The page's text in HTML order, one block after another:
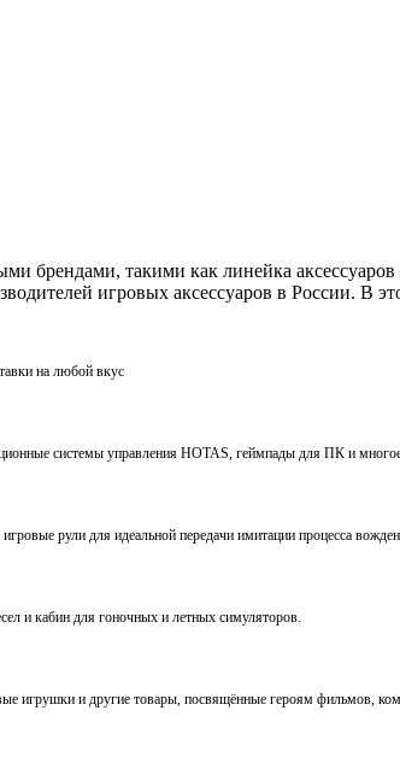
брендами, такими как линейка
игровых аксессуаров в России. В
на любой вкус
системы управления HOTAS, геймпады для ПК и
рули для идеальной передачи имитации процесса
и кабин для гоночных и летных симуляторов.
игрушки и другие товары, посвящённые героям фильмов,